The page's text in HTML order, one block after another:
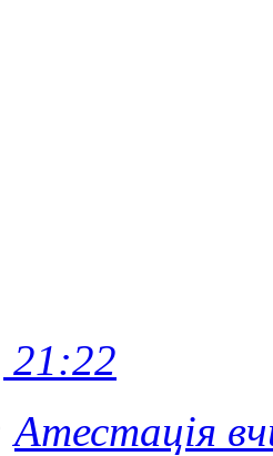
21:22
Атестація